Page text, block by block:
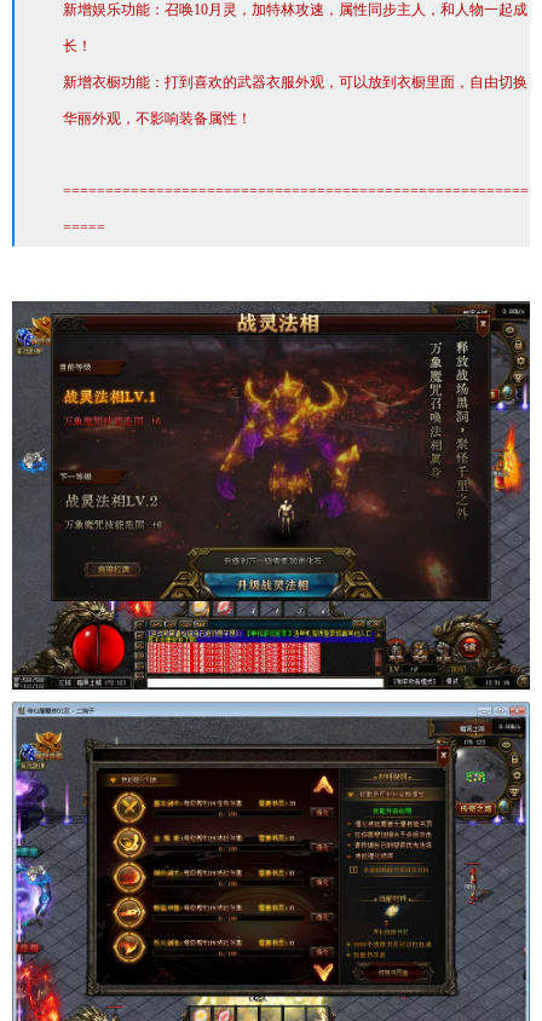
新增娱乐功能：召唤10月灵，加特林攻速，属性同步主人，和人物一起成
长！
新增衣橱功能：打到喜欢的武器衣服外观，可以放到衣橱里面，自由切换
华丽外观，不影响装备属性！
=======================================================
=====